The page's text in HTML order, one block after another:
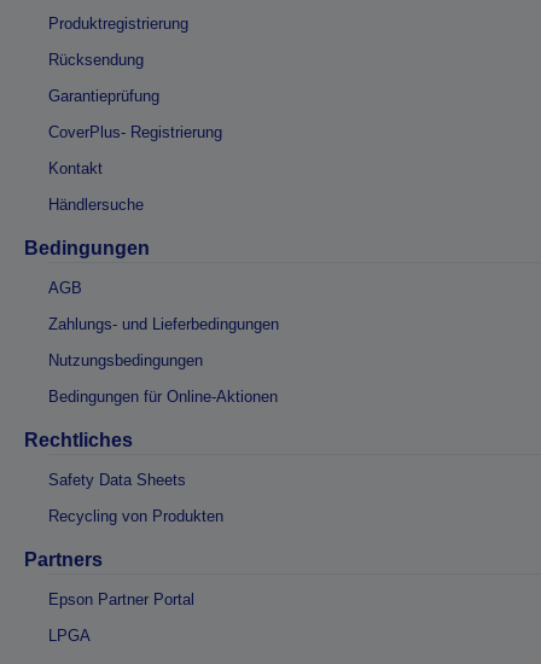
Produktregistrierung
Rücksendung
Garantieprüfung
CoverPlus- Registrierung
Kontakt
Händlersuche
Bedingungen
AGB
Zahlungs- und Lieferbedingungen
Nutzungsbedingungen
Bedingungen für Online-Aktionen
Rechtliches
Safety Data Sheets
Recycling von Produkten
Partners
Epson Partner Portal
LPGA